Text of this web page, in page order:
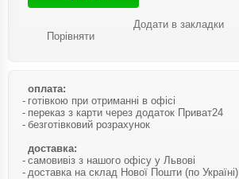
Порівняти
Додати в закладки
оплата:
готівкою при отриманні в офісі
переказ з карти через додаток Приват24
безготівковий розрахунок
доставка:
самовивіз з нашого офісу у Львові
доставка на склад Нової Пошти (по Україні)